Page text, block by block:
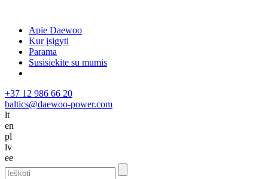
Apie Daewoo
Kur įsigyti
Parama
Susisiekite su mumis
+37 12 986 66 20
baltics@daewoo-power.com
lt
en
pl
lv
ee